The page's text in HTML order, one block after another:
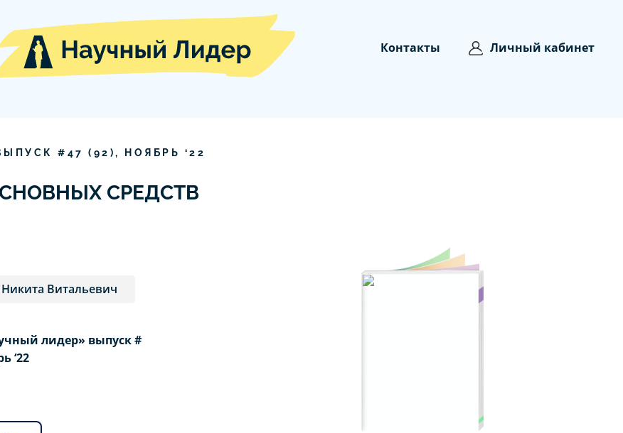
Контакты Личный кабинет
# 47 ( 92 ), НОЯБРЬ ‘22
СРЕДСТВ
Витальевич
лидер» выпуск #
‘22